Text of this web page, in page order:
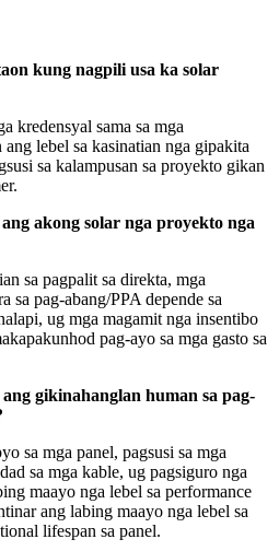
kung nagpili usa ka solar
kredensyal sama sa mga
lebel sa kasinatian nga gipakita
sa kalampusan sa proyekto gikan
akong solar nga proyekto nga
sa pagpalit sa direkta, mga
sa pag-abang/PPA depende sa
ug mga magamit nga insentibo
pag-ayo sa mga gasto sa
gikinahanglan human sa pag-
sa mga panel, pagsusi sa mga
sa mga kable, ug pagsiguro nga
maayo nga lebel sa performance
ang labing maayo nga lebel sa
lifespan sa panel.